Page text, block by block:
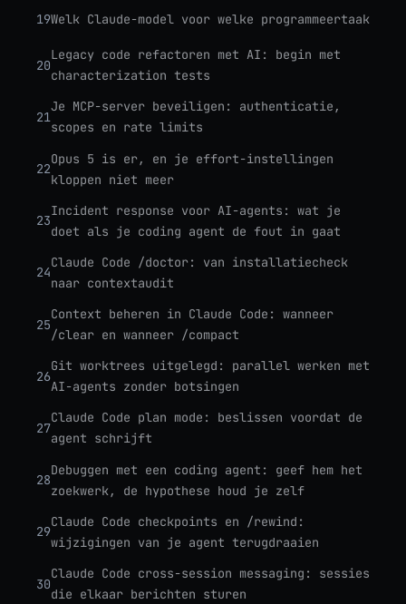
19Welk Claude-model voor welke programmeertaak
20
Legacy code refactoren met AI: begin met
characterization tests
21
Je MCP-server beveiligen: authenticatie,
scopes en rate limits
22
Opus 5 is er, en je effort-instellingen
kloppen niet meer
23
Incident response voor AI-agents: wat je
doet als je coding agent de fout in gaat
24
Claude Code /doctor: van installatiecheck
naar contextaudit
25
Context beheren in Claude Code: wanneer
/clear en wanneer /compact
26
Git worktrees uitgelegd: parallel werken met
AI-agents zonder botsingen
27
Claude Code plan mode: beslissen voordat de
agent schrijft
28
Debuggen met een coding agent: geef hem het
zoekwerk, de hypothese houd je zelf
29
Claude Code checkpoints en /rewind:
wijzigingen van je agent terugdraaien
30
Claude Code cross-session messaging: sessies
die elkaar berichten sturen